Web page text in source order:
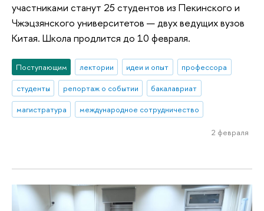
участниками станут 25 студентов из Пекинского и
Чжэцзянского университетов — двух ведущих вузов
Китая. Школа продлится до 10 февраля.
Поступающим лектории идеи и опыт
профессора
студенты
репортаж о событии
бакалавриат
магистратура
международное сотрудничество
2 февраля